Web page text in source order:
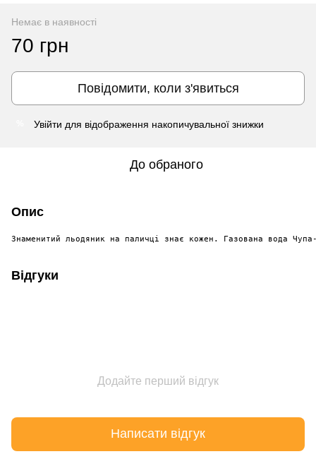
Немає в наявності
70 грн
Повідомити, коли з'явиться
Увійти для відображення накопичувальної знижки
До обраного
Опис
Знаменитий льодяник на паличці знає кожен. Газована вода
Відгуки
Додайте перший відгук
Написати відгук